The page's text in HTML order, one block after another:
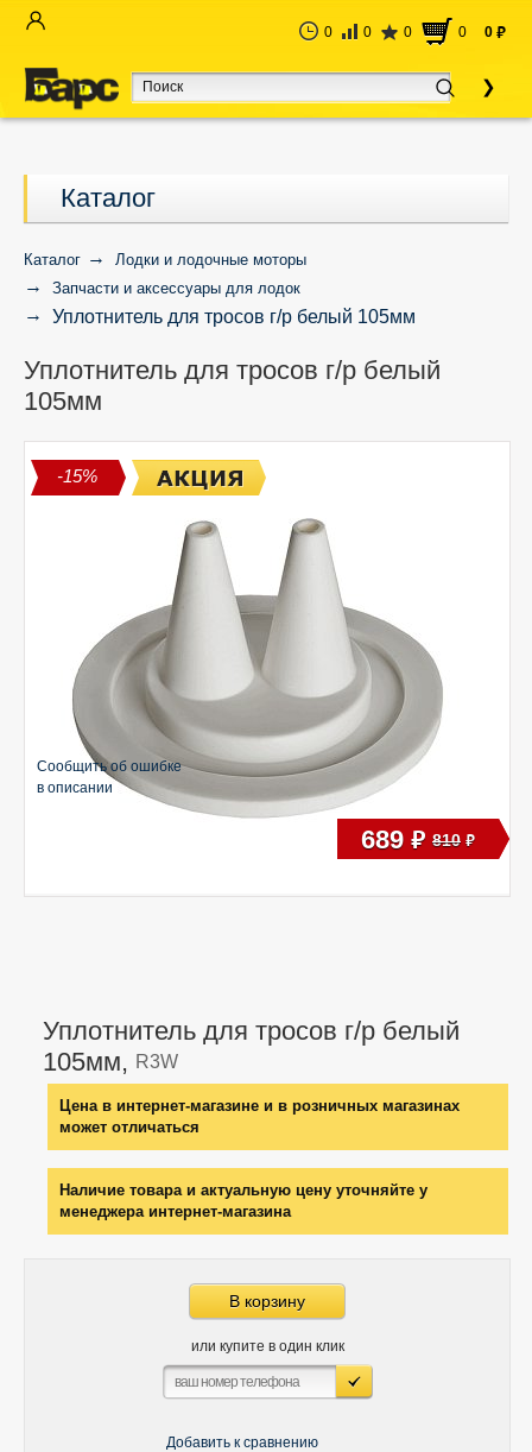
0 0 0 0 0 руб
Каталог
Каталог
Лодки и лодочные моторы
Запчасти и аксессуары для лодок
Уплотнитель для тросов г/р белый 105мм
Уплотнитель для тросов г/р белый
105мм
-15%
Уплотнитель для тросов г/р белый
105мм, R3W
Цена в интернет-магазине и в розничных магазинах
может отличаться
Наличие товара и актуальную цену уточняйте у
менеджера интернет-магазина
В корзину
или купите в один клик
Добавить к сравнению
Сообщить об ошибке
в описании
689 руб 810 руб